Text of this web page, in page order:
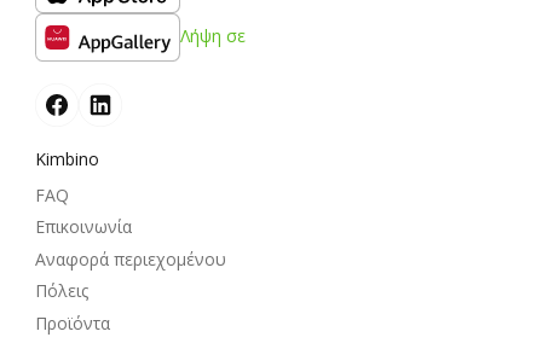
Λήψη σε
Kimbino
FAQ
Επικοινωνία
Αναφορά περιεχομένου
Πόλεις
Προϊόντα